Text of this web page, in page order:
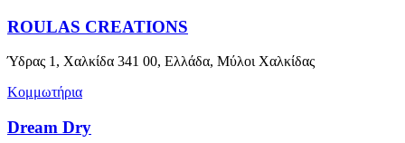
ROULAS CREATIONS
Ύδρας 1, Χαλκίδα 341 00, Ελλάδα, Μύλοι Χαλκίδας
Κομμωτήρια
Dream Dry